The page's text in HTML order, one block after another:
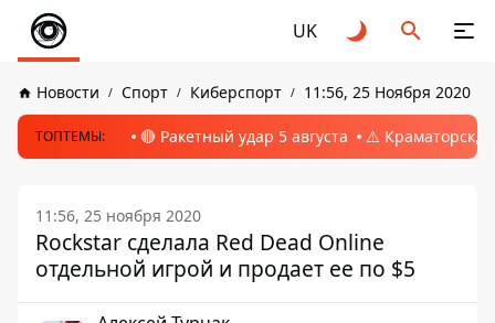
UK
Новости Спорт Киберспорт 11:56, 25 Ноября 2020
ТОПТЕМЫ: 🔴 Ракетный удар 5 августа ⚠️ Краматорск,
11:56, 25 ноября 2020
Rockstar сделала Red Dead Online
отдельной игрой и продает ее по $5